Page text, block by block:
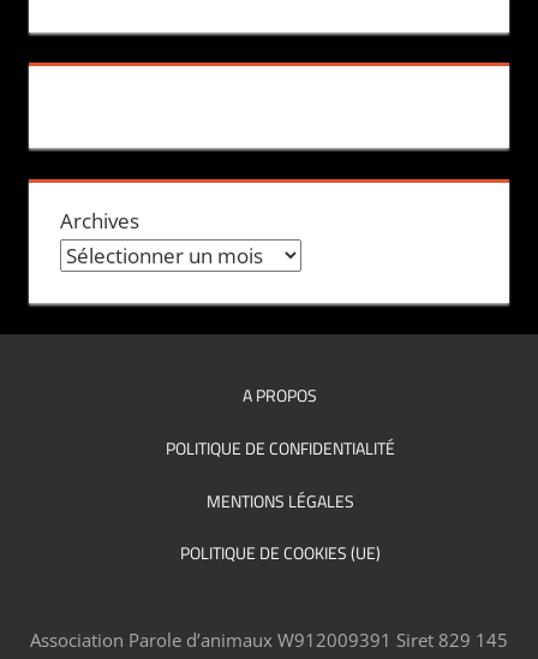
Archives
A PROPOS
POLITIQUE DE CONFIDENTIALITÉ
MENTIONS LÉGALES
POLITIQUE DE COOKIES (UE)
Association Parole d’animaux W912009391 Siret 829 145